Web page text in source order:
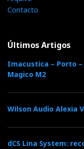
Contacto
Últimos Artigos
Imacustica – Porto
Magico M2
Wilson Audio Alexia
dCS Lina System: